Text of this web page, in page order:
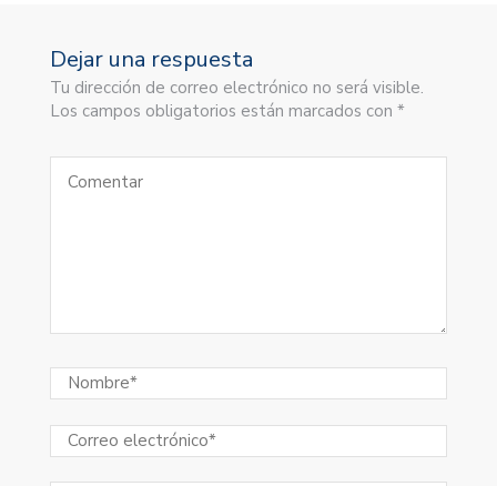
Dejar una respuesta
Tu dirección de correo electrónico no será visible.
Los campos obligatorios están marcados con *